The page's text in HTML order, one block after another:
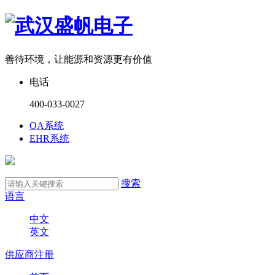
善待环境，让能源和资源更有价值
电话
400-033-0027
OA系统
EHR系统
搜索
语言
中文
英文
供应商注册